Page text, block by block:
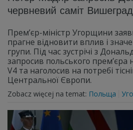
червневий саміт
Прем’єр-міністр Угорщини
прагне відновити вплив і
групи. Під час зустрічі з
запросив польського прем’єра
V4 та наголосив на потребі
Центральної Європи.
Zobacz więcej na temat: Польща